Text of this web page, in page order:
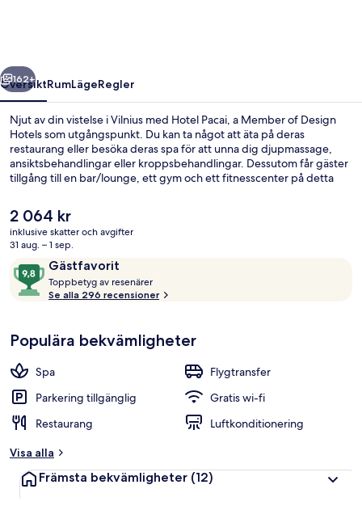
Hotels
Nästa
162+
ÖversiktRumLägeRegler
Njut av din vistelse i Vilnius med Hotel Pacai, a Member of Design
Hotels som utgångspunkt. Du kan ta något att äta på deras
restaurang eller besöka deras spa för att unna dig djupmassage,
ansiktsbehandlingar eller kroppsbehandlingar. Dessutom får gäster
tillgång till en bar/lounge, ett gym och ett fitnesscenter på detta
Det
nuvarande
priset
2 064 kr
2 064 kr
inklusive skatter och avgifter
31 aug. – 1 sep.
RecensionerGästfavorit
9,8
av
10,
Toppbetyg av resenärer
o
b
r
e
Se alla 296 recensioner
Populära bekvämligheter
Spa
Flygtransfer
Parkering tillgänglig
Gratis wi-fi
Restaurang
Luftkonditionering
Visa alla
Främsta bekvämligheter (12)